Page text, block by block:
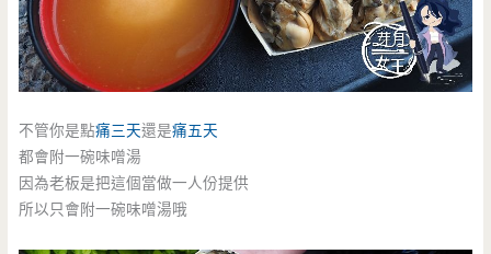
不管你是點痛三天還是痛五天
都會附一碗味噌湯
因為老板是把這個當做一人份提供
所以只會附一碗味噌湯哦